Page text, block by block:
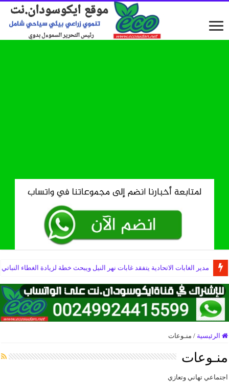
مدير الغابات الاتحادية يتفقد غابات نهر النيل ويبحث خطة لزيادة الغطاء النباتي
وزير الثروة الحيوانية يؤكد أهمية البحث العلمي في تطوير القطاع
الرئيسية / منـوعات
منـوعات
اجتماعي تهاني وتعازي